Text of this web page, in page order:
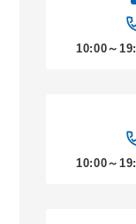
10:00～
10:00～